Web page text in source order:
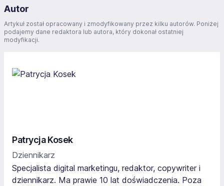
Autor
Artykuł został opracowany i zmodyfikowany przez kilku autorów. Poniżej
podajemy dane redaktora lub autora, który dokonał ostatniej
modyfikacji.
Patrycja Kosek
Dziennikarz
Specjalista digital marketingu, redaktor, copywriter i
dziennikarz. Ma prawie 10 lat doświadczenia. Poza